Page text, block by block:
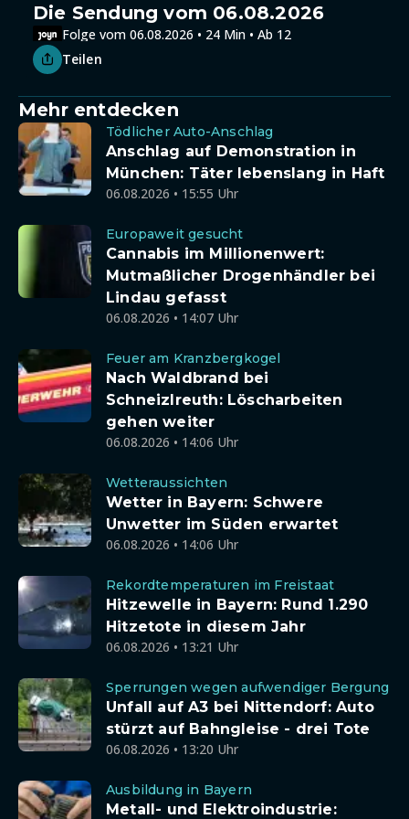
Die Sendung vom 06.08.2026
Folge vom 06.08.2026 • 24 Min • Ab 12
Teilen
Mehr entdecken
Tödlicher Auto-Anschlag
Anschlag auf Demonstration in
München: Täter lebenslang in Haft
06.08.2026 • 15:55 Uhr
Europaweit gesucht
Cannabis im Millionenwert:
Mutmaßlicher Drogenhändler bei
Lindau gefasst
06.08.2026 • 14:07 Uhr
Feuer am Kranzbergkogel
Nach Waldbrand bei
Schneizlreuth: Löscharbeiten
gehen weiter
06.08.2026 • 14:06 Uhr
Wetteraussichten
Wetter in Bayern: Schwere
Unwetter im Süden erwartet
06.08.2026 • 14:06 Uhr
Rekordtemperaturen im Freistaat
Hitzewelle in Bayern: Rund 1.290
Hitzetote in diesem Jahr
06.08.2026 • 13:21 Uhr
Sperrungen wegen aufwendiger Bergung
Unfall auf A3 bei Nittendorf: Auto
stürzt auf Bahngleise - drei Tote
06.08.2026 • 13:20 Uhr
Ausbildung in Bayern
Metall- und Elektroindustrie: